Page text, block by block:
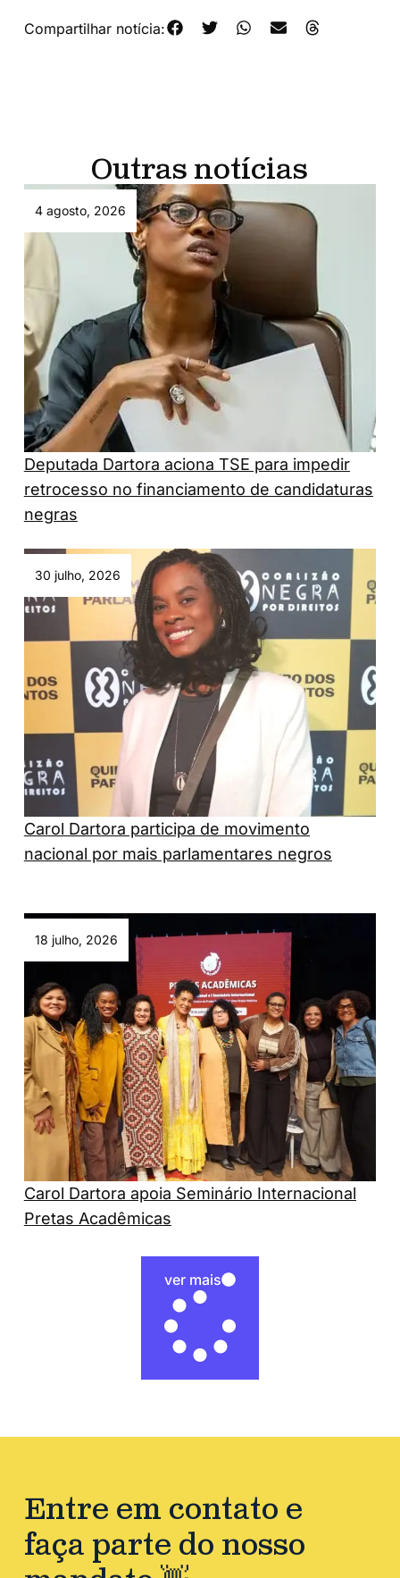
Compartilhar notícia:
Outras notícias
4 agosto, 2026
Deputada Dartora aciona TSE para impedir
retrocesso no financiamento de candidaturas
negras
30 julho, 2026
Carol Dartora participa de movimento
nacional por mais parlamentares negros
18 julho, 2026
Carol Dartora apoia Seminário Internacional
Pretas Acadêmicas
ver mais
Entre em contato e
faça parte do nosso